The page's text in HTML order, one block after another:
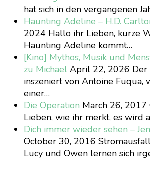
hat sich in den vergangenen
Haunting Adeline – H.D.
2024 Hallo ihr Lieben, kurze
Haunting Adeline kommt…
[Kino] Mythos, Musik und
zu Michael April 22, 2026 Der
inszeniert von Antoine Fuqua,
einer…
Die Operation March 26, 2017
Lieben, wie ihr merkt, es wird
Dich immer wieder sehen –
October 30, 2016
Lucy und Owen lernen sich